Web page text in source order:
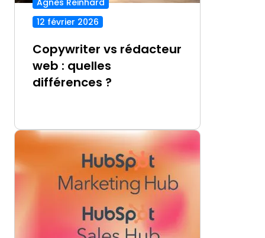
12 février 2026
Copywriter vs rédacteur
web : quelles
différences ?